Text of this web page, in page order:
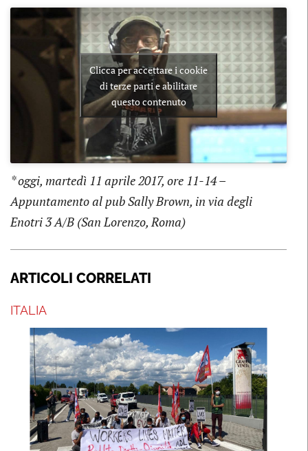
Clicca per accettare i cookie
di terze parti e abilitare
questo contenuto
* oggi, martedì 11 aprile 2017, ore 11-14 –
Appuntamento al pub Sally Brown, in via degli
Enotri 3 A/B (San Lorenzo, Roma)
ARTICOLI CORRELATI
ITALIA